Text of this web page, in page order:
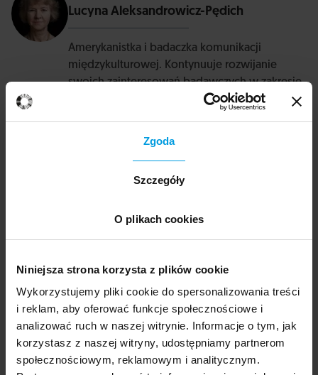
Zgoda
Szczegóły
O plikach cookies
Niniejsza strona korzysta z plików cookie
Wykorzystujemy pliki cookie do spersonalizowania treści
i reklam, aby oferować funkcje społecznościowe i
analizować ruch w naszej witrynie. Informacje o tym, jak
korzystasz z naszej witryny, udostępniamy partnerom
społecznościowym, reklamowym i analitycznym.
Lucyna Aleksandrowicz-Pędich
Amerykanistka i badaczka komunikacji
międzykulturowej. Kontynuuje rozwijanie
swoich zainteresowań badawczych w zakresie
XX-wiecznej poezji i prozy amerykańskiej,
edukacji i działalności biznesowej.
dr
Filolożka szwedzka, językoznawczyni,
tłumaczka. Wykładowczyni i kierowniczka
Zakładu Skandynawistyki na Uniwersytecie
SWPS. W swoich badaniach zajmuje się m.in.
analizą dyskursu, zwłaszcza debatą polityczną i